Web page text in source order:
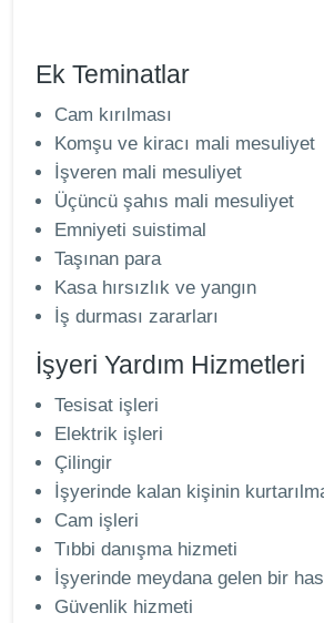
Ek Teminatlar
Cam kırılması
Komşu ve kiracı mali mesuliyet
İşveren mali mesuliyet
Üçüncü şahıs mali mesuliyet
Emniyeti suistimal
Taşınan para
Kasa hırsızlık ve yangın
İş durması zararları
İşyeri Yardım Hizmetleri
Tesisat işleri
Elektrik işleri
Çilingir
İşyerinde kalan kişinin
Cam işleri
Tıbbi danışma hizmeti
İşyerinde meydana gelen bir
Güvenlik hizmeti